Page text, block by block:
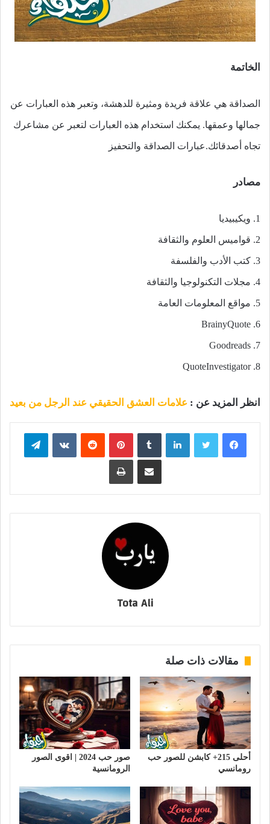
الخاتمة
الصداقة هي علاقة فريدة ومثيرة للدهشة، وتعبر هذه العبارات عن
جمالها وعمقها. يمكنك استخدام هذه العبارات لتعبر عن مشاعرك
تجاه أصدقائك.عبارات الصداقة والتحفيز
مصادر
1. ويكيبيديا
2. قواميس العلوم والثقافة
3. كتب الأدب والفلسفة
4. مجلات التكنولوجيا والثقافة
5. مواقع المعلومات العامة
6. BrainyQuote
7. Goodreads
8. QuoteInvestigator
انظر المزيد عن : علامات العشق الحقيقي عند الرجل من بعيد
فيسبوكتويتر لينكدإن ‏Tumblr بينتيريست
‏Reddit
‏VKontakte تيلقرام
مشاركة عبر البريد طباعة
Tota Ali
مقالات ذات صلة
أحلى 215+ كابشن للصور حب
رومانسي
صور حب 2024 | اقوى الصور
الرومانسية